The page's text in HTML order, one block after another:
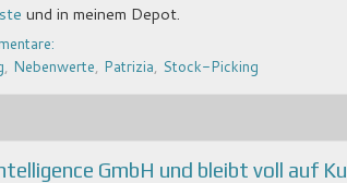
und in meinem Depot.
, Nebenwerte, Patrizia, Stock-Picking
GmbH und bleibt voll auf